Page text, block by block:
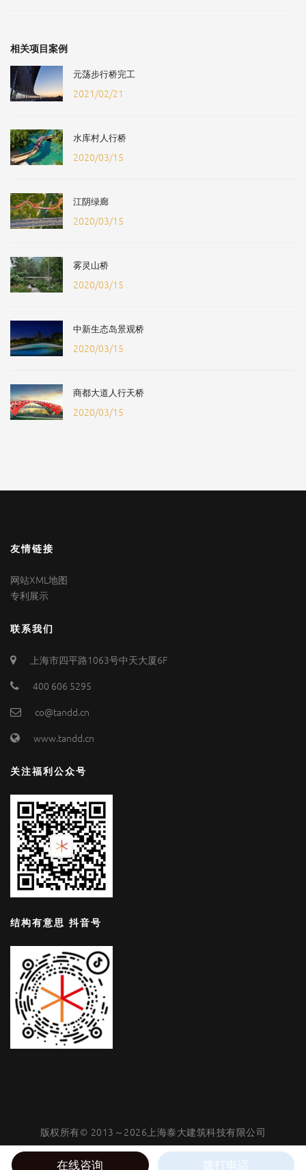
相关项目案例
元荡步行桥完工
2021/02/21
水库村人行桥
2020/03/15
江阴绿廊
2020/03/15
雾灵山桥
2020/03/15
中新生态岛景观桥
2020/03/15
商都大道人行天桥
2020/03/15
友情链接
网站XML地图
专利展示
联系我们
上海市四平路1063号中天大厦6F
400 606 5295
co@tandd.cn
www.tandd.cn
关注福利公众号
结构有意思 抖音号
版权所有© 2013～2026上海泰大建筑科技有限公司
沪公网安备31011002006403号 | 沪ICP备05050753号-4
在线咨询
拨打电话